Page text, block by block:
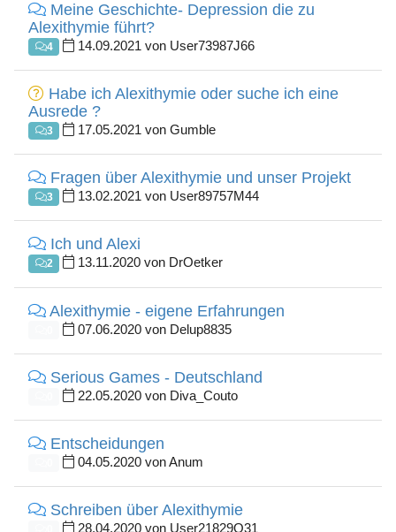
Meine Geschichte- Depression die zu
Alexithymie führt?
4 14.09.2021 von User73987J66
Habe ich Alexithymie oder suche ich eine
Ausrede ?
3 17.05.2021 von Gumble
Fragen über Alexithymie und unser Projekt
3 13.02.2021 von User89757M44
Ich und Alexi
2 13.11.2020 von DrOetker
Alexithymie - eigene Erfahrungen
07.06.2020 von Delup8835
Serious Games - Deutschland
22.05.2020 von Diva_Couto
Entscheidungen
04.05.2020 von Anum
Schreiben über Alexithymie
28.04.2020 von User21829O31